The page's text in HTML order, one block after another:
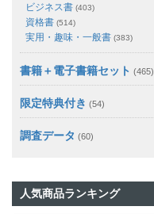
ビジネス書 (403)
資格書 (514)
実用・趣味・一般書 (383)
書籍＋電子書籍セット (465)
限定特典付き (54)
調査データ (60)
人気商品ランキング